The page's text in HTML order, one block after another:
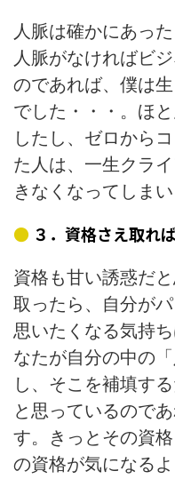
人脈は確かにあっ
人脈がなければビ
のであれば、僕は
でした・・・。ほ
したし、ゼロから
た人は、一生クラ
きなくなってしまい
３．資格さえ取れ
資格も甘い誘惑だ
取ったら、自分が
思いたくなる気持
なたが自分の中の
し、そこを補填す
と思っているので
す。きっとその資
の資格が気になる